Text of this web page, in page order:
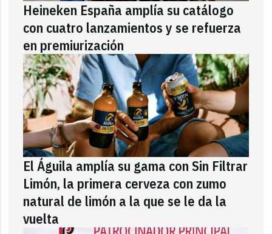
Heineken España amplía su catálogo
con cuatro lanzamientos y se refuerza
en premiurización
El Águila amplía su gama con Sin Filtrar
Limón, la primera cerveza con zumo
natural de limón a la que se le da la
vuelta